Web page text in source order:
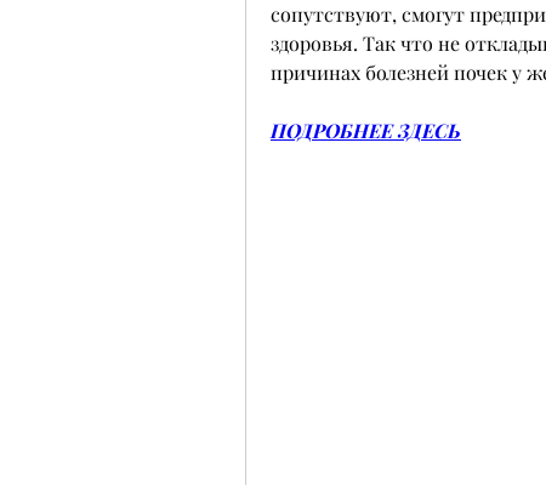
сопутствуют, смогут
здоровья. Так что не
причинах болезней почек у
ПОДРОБНЕЕ ЗДЕСЬ